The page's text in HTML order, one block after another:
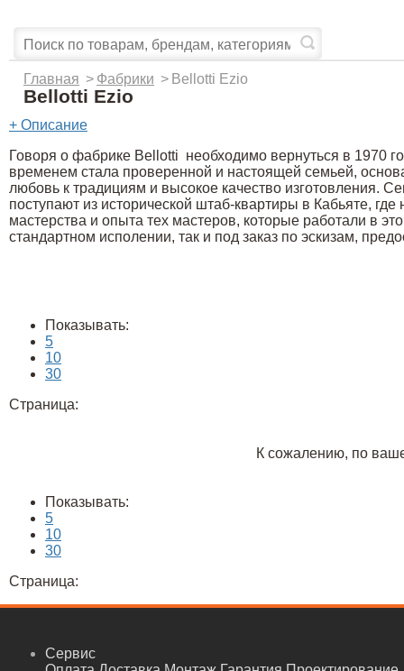
Главная > Фабрики > Bellotti Ezio
Bellotti Ezio
+ Описание
Говоря о фабрике Bellotti необходимо вернуться в 1970
временем стала проверенной и настоящей семьей,
любовь к традициям и высокое качество изготовления.
поступают из исторической штаб-квартиры в Кабьяте,
мастерства и опыта тех мастеров, которые работали в
стандартном исполении, так и под заказ по эскизам,
Показывать:
5
10
30
Страница:
К сожалению, по
Показывать:
5
10
30
Страница:
Сервис